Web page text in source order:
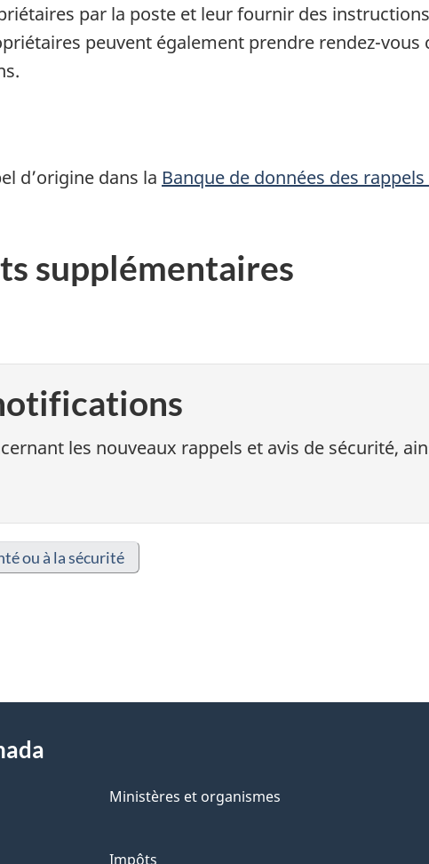
par la poste et leur fournir des
peuvent également prendre rendez-
d’origine dans la Banque de données des
supplémentaires
les nouveaux rappels et avis de sécurité,
ou à la sécurité
Ministères et organismes
Impôts